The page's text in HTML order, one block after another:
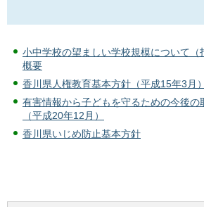
小中学校の望ましい学校規模について（
概要
香川県人権教育基本方針（平成15年3月）
有害情報から子どもを守るための今後の
（平成20年12月）
香川県いじめ防止基本方針